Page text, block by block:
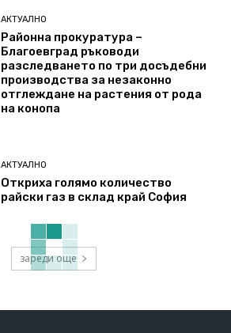
АКТУАЛНО
Районна прокуратура –
Благоевград ръководи
разследването по три досъдебни
производства за незаконно
отглеждане на растения от рода
на конопа
АКТУАЛНО
Откриха голямо количество
райски газ в склад край София
зареди още